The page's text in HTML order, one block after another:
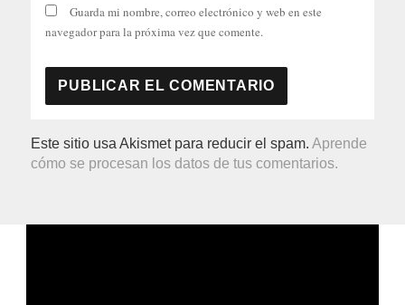
Guarda mi nombre, correo electrónico y web en este
navegador para la próxima vez que comente.
Este sitio usa Akismet para reducir el spam.Aprende
cómo se procesan los datos de tus comentarios.